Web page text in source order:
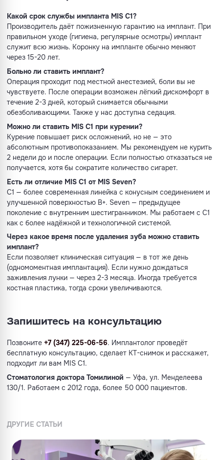
Какой срок службы импланта MIS C1?
Производитель даёт пожизненную гарантию на имплант. При
правильном уходе (гигиена, регулярные осмотры) имплант
служит всю жизнь. Коронку на импланте обычно меняют
через 15-20 лет.
Больно ли ставить имплант?
Операция проходит под местной анестезией, боли вы не
чувствуете. После операции возможен лёгкий дискомфорт в
течение 2-3 дней, который снимается обычными
обезболивающими. Также у нас доступна седация.
Можно ли ставить MIS C1 при курении?
Курение повышает риск осложнений, но не — это
абсолютным противопоказанием. Мы рекомендуем не курить
2 недели до и после операции. Если полностью отказаться не
получается, хотя бы сократите количество сигарет.
Есть ли отличие MIS C1 от MIS Seven?
C1 — более современная линейка с конусным соединением и
улучшенной поверхностью B+. Seven — предыдущее
поколение с внутренним шестигранником. Мы работаем с C1
как с более надёжной и технологичной системой.
Через какое время после удаления зуба можно ставить
имплант?
Если позволяет клиническая ситуация — в тот же день
(одномоментная имплантация). Если нужно дождаться
заживления лунки — через 2-3 месяца. Иногда требуется
костная пластика, тогда сроки увеличиваются.
Запишитесь на консультацию
Позвоните +7 (347) 225-06-56. Имплантолог проведёт
бесплатную консультацию, сделает КТ-снимок и расскажет,
подходит ли вам MIS C1.
Стоматология доктора Томилиной — Уфа, ул. Менделеева
130/1. Работаем с 2012 года, более 50 000 пациентов.
ДРУГИЕ СТАТЬИ